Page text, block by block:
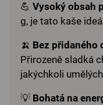
💪 Vysoký obsah
g, je tato kaše
🍌 Bez přidaného
Přirozeně sladká
jakýchkoli
💡 Bohatá na